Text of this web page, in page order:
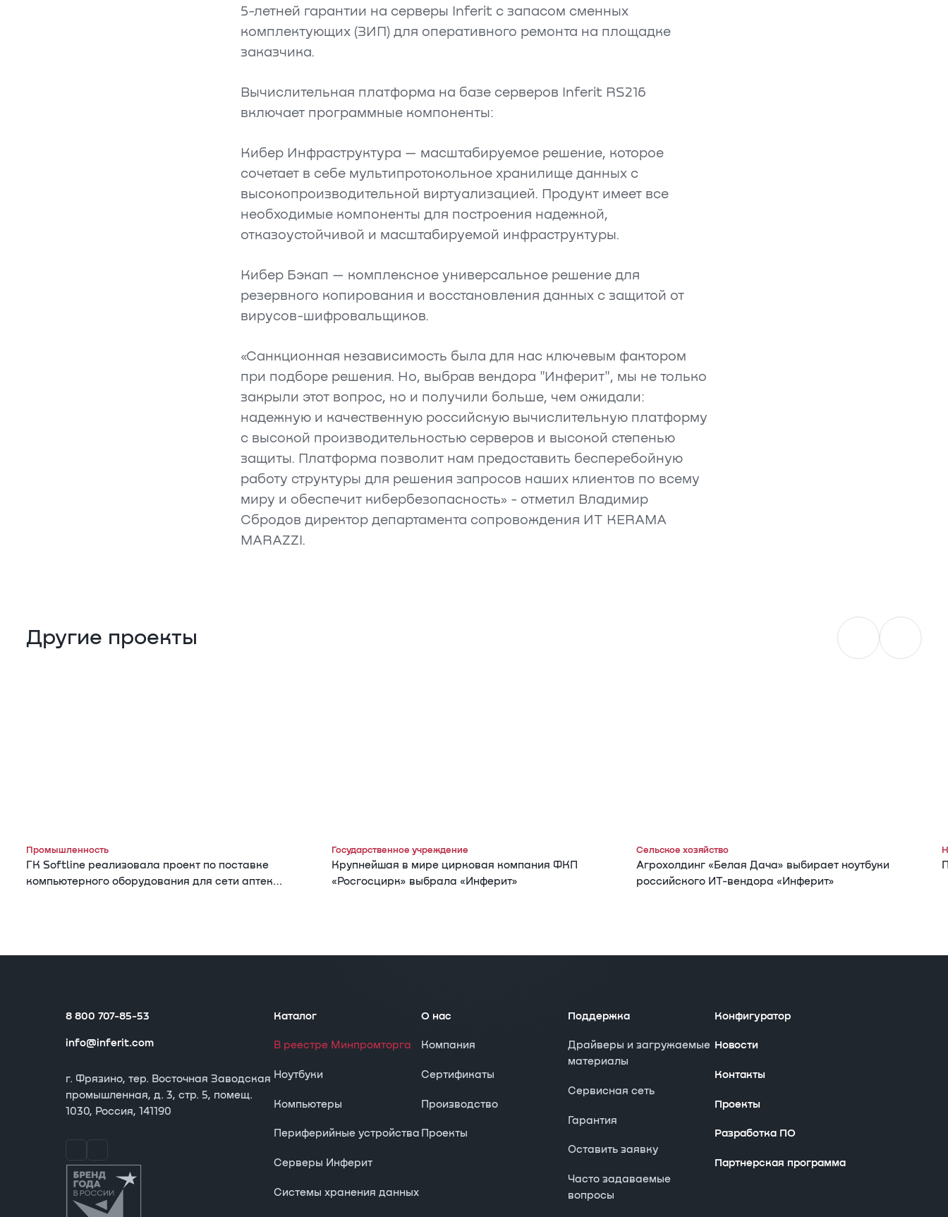
5-летней гарантии на серверы Inferit с запасом сменных
комплектующих (ЗИП) для оперативного ремонта на площадке
заказчика.
Вычислительная платформа на базе серверов Inferit RS216
включает программные компоненты:
Кибер Инфраструктура — масштабируемое решение, которое
сочетает в себе мультипротокольное хранилище данных с
высокопроизводительной виртуализацией. Продукт имеет все
необходимые компоненты для построения надежной,
отказоустойчивой и масштабируемой инфраструктуры.
Кибер Бэкап — комплексное универсальное решение для
резервного копирования и восстановления данных с защитой от
вирусов-шифровальщиков.
«Санкционная независимость была для нас ключевым фактором
при подборе решения. Но, выбрав вендора "Инферит", мы не только
закрыли этот вопрос, но и получили больше, чем ожидали:
надежную и качественную российскую вычислительную платформу
с высокой производительностью серверов и высокой степенью
защиты. Платформа позволит нам предоставить бесперебойную
работу структуры для решения запросов наших клиентов по всему
миру и обеспечит кибербезопасность» - отметил Владимир
Сбродов директор департамента сопровождения ИТ KERAMA
MARAZZI.
Другие проекты
Промышленность
ГК Softline реализовала проект по поставке
компьютерного оборудования для сети аптек
Государственное учреждение
Крупнейшая в мире цирковая компания ФКП
«Росгосцирк» выбрала «Инферит»
Сельское хозяйство
Агрохолдинг «Белая Дача» выбирает ноутбуки
российского ИТ-вендора «Инферит»
8 800 707-85-53
info@inferit.com
г. Фрязино, тер. Восточная Заводская
промышленная, д. 3, стр. 5, помещ.
1030, Россия, 141190
Каталог
В реестре Минпромторга
Ноутбуки
Компьютеры
Периферийные устройства
Серверы Инферит
Системы хранения данных
О нас
Компания
Сертификаты
Производство
Проекты
Поддержка
Драйверы и загружаемые
материалы
Сервисная сеть
Гарантия
Оставить заявку
Часто задаваемые
вопросы
Конфигуратор
Новости
Контакты
Проекты
Разработка ПО
Партнерская программа